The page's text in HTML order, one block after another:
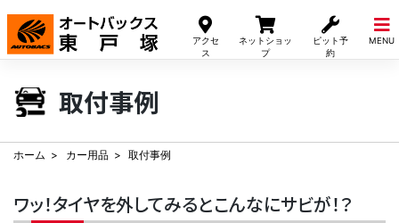
アクセ
ス
ネットショッ
プ
ピット予
約
MENU
Skip
content
取付事例
ホーム カー用品 取付事例
ワッ！タイヤを外してみるとこんなにサビが！？